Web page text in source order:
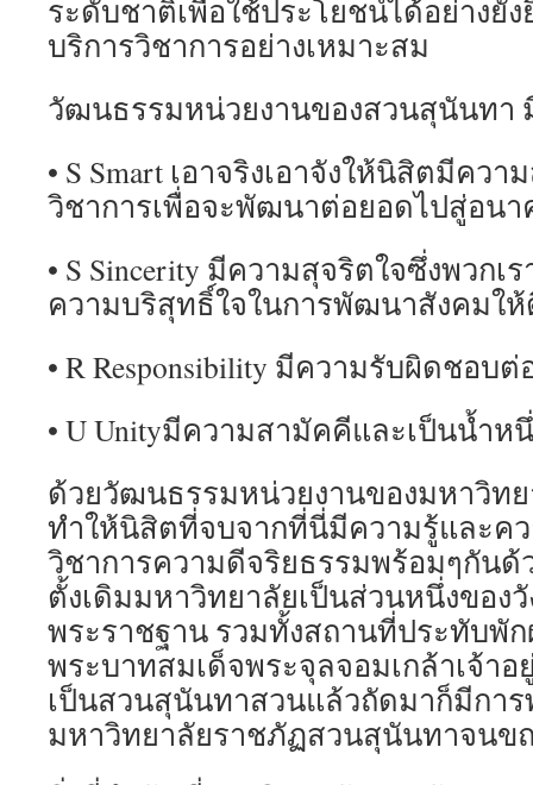
ระดับชาติเพื่อใช้ประโยชน์ได้อย่างยั่
บริการวิชาการอย่างเหมาะสม
วัฒนธรรมหน่วยงานของสวนสุนันทา
• S Smart เอาจริงเอาจังให้นิสิตมีควา
วิชาการเพื่อจะพัฒนาต่อยอดไปสู่อน
• S Sincerity มีความสุจริตใจซึ่งพวก
ความบริสุทธิ์ใจในการพัฒนาสังคมใ
• R Responsibility มีความรับผิดชอบ
• U Unityมีความสามัคคีและเป็นน้ำห
ด้วยวัฒนธรรมหน่วยงานของมหาวิท
ทำให้นิสิตที่จบจากที่นี่มีความรู้และคว
วิชาการความดีจริยธรรมพร้อมๆกันด้
ตั้งเดิมมหาวิทยาลัยเป็นส่วนหนึ่งของ
พระราชฐาน รวมทั้งสถานที่ประทับพั
พระบาทสมเด็จพระจุลจอมเกล้าเจ้าอ
เป็นสวนสุนันทาสวนแล้วถัดมาก็มีกา
มหาวิทยาลัยราชภัฏสวนสุนันทาจน